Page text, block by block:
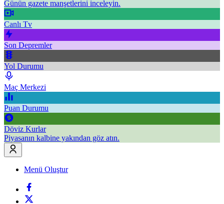
Günün gazete manşetlerini inceleyin.
Canlı Tv
Son Depremler
Yol Durumu
Maç Merkezi
Puan Durumu
Döviz Kurlar
Piyasanın kalbine yakından göz atın.
Menü Oluştur